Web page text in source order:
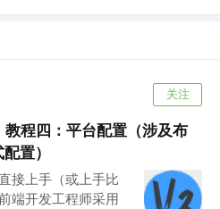
关注
程四：平台配置（涉及布
置）
接上手（或上手比
端开发工程师采用